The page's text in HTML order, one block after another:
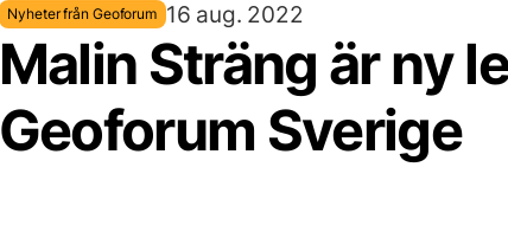
Nyheter från Geoforum 16 aug. 2022
Malin Sträng är ny
Geoforum Sverige